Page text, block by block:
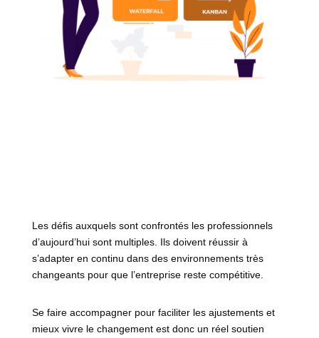
Les défis auxquels sont confrontés les professionnels
d’aujourd’hui sont multiples. Ils doivent réussir à
s’adapter en continu dans des environnements très
changeants pour que l’entreprise reste compétitive.
Se faire accompagner pour faciliter les ajustements et
mieux vivre le changement est donc un réel soutien